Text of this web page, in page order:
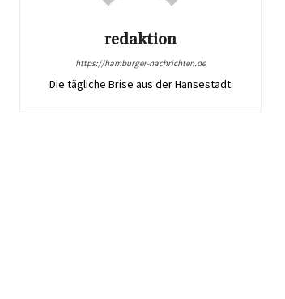
redaktion
https://hamburger-nachrichten.de
Die tägliche Brise aus der Hansestadt